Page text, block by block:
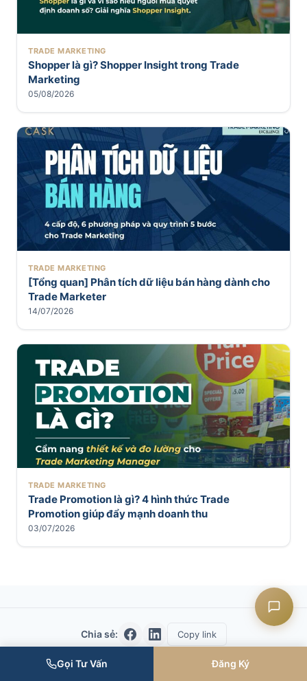
TRADE MARKETING
Shopper là gì? Shopper Insight trong Trade
Marketing
05/08/2026
TRADE MARKETING
[Tổng quan] Phân tích dữ liệu bán hàng dành cho
Trade Marketer
14/07/2026
TRADE MARKETING
Trade Promotion là gì? 4 hình thức Trade
Promotion giúp đẩy mạnh doanh thu
03/07/2026
Chia sẻ: Copy link
Gọi Tư Vấn Đăng Ký
Liên hệ CASK
Chat Facebook